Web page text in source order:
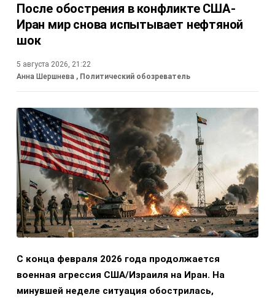
После обострения в конфликте США-
Иран мир снова испытывает нефтяной
шок
5 августа 2026, 21:22
Анна Шершнева , Политический обозреватель
С конца февраля 2026 года продолжается
военная агрессия США/Израиля на Иран. На
минувшей неделе ситуация обострилась,